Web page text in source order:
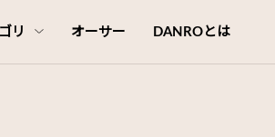
リ オーサー DANROとは